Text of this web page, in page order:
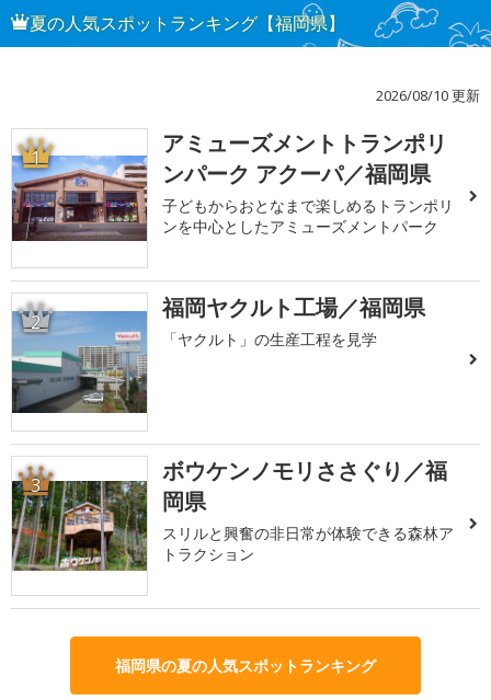
夏の人気スポットランキング【福岡県】
2026/08/10 更新
1
アミューズメントトランポリ
ンパーク アクーパ／福岡県
子どもからおとなまで楽しめるトランポリ
ンを中心としたアミューズメントパーク
2 福岡ヤクルト工場／福岡県
「ヤクルト」の生産工程を見学
3
ボウケンノモリささぐり／福
岡県
スリルと興奮の非日常が体験できる森林ア
トラクション
福岡県の夏の人気スポットランキング